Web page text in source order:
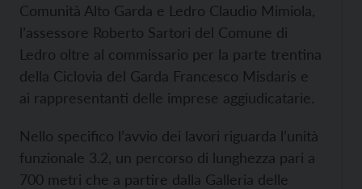
Comunità Alto Garda e Ledro Claudio Mimiola,
l’assessore Roberto Sartori del Comune di
Ledro oltre al commissario per la parte trentina
della Ciclovia del Garda Francesco Misdaris e
ai rappresentanti delle imprese aggiudicatarie.
Nello specifico l’avvio dei lavori riguarda l’unità
funzionale 3.2, un percorso di lunghezza pari a
700 metri che a partire dalla Galleria delle